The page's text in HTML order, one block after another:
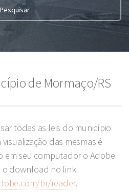
de Mormaço/RS
todas as leis do município
das mesmas é
em seu computador o Adobe
o download no link
br/reader.